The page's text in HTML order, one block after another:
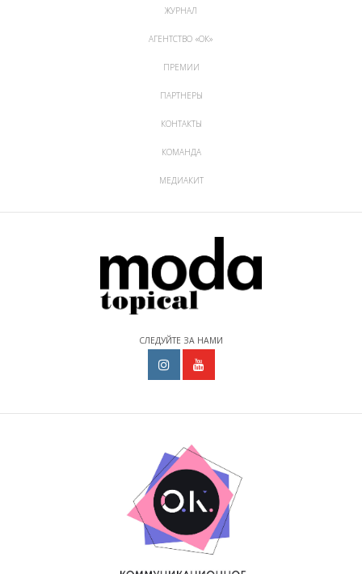
ЖУРНАЛ
АГЕНТСТВО «ОК»
ПРЕМИИ
ПАРТНЕРЫ
КОНТАКТЫ
КОМАНДА
МЕДИАКИТ
СЛЕДУЙТЕ ЗА НАМИ